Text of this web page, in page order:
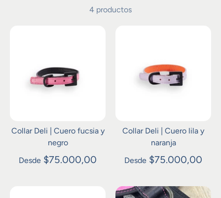
4 productos
Collar Deli | Cuero fucsia y
negro
Desde $75.000,00
Collar Deli | Cuero lila y
naranja
Desde $75.000,00